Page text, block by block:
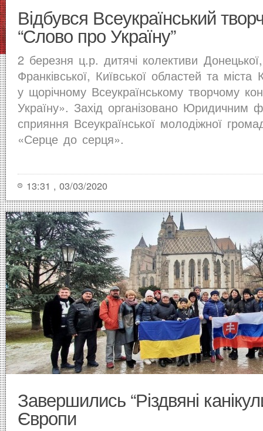
Відбувся Всеукраїнський
“Слово про Україну”
2 березня ц.р. дитячі колективи
Франківської, Київської областей та
у щорічному Всеукраїнському творчому
Україну». Захід організовано Юридичним
сприяння Всеукраїнської молодіжної
«Серце до серця».
13:31 , 03/03/2020
Завершились “Різдвяні
Європи